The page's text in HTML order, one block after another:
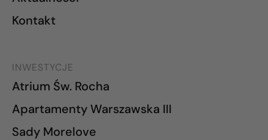
Kontakt
INWESTYCJE
Atrium Św. Rocha
Apartamenty Warszawska III
Sady Morelove